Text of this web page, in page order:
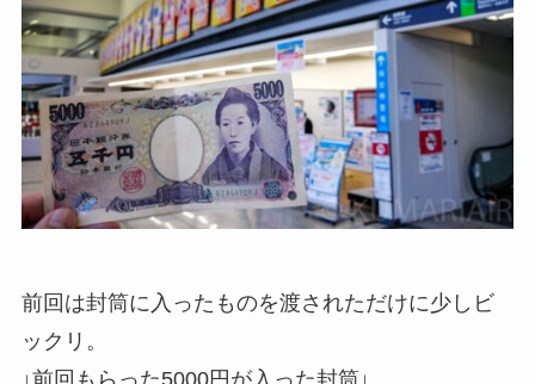
前回は封筒に入ったものを渡されただけに少しビ
ックリ。
↓前回もらった5000円が入った封筒↓